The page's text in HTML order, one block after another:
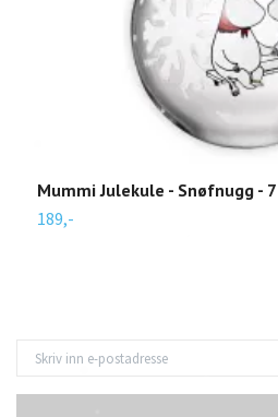
Mummi Julekule - Snøfnugg -
189,-